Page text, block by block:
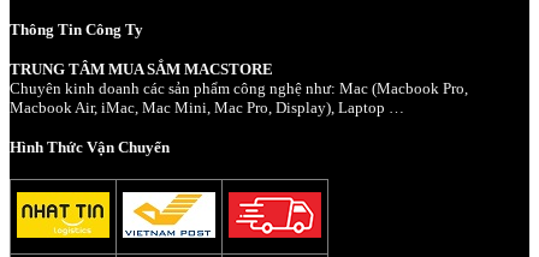
Thông Tin Công Ty
TRUNG TÂM MUA SẮM MACSTORE
Chuyên kinh doanh các sản phẩm công nghệ như: Mac (Macbook Pro,
Macbook Air, iMac, Mac Mini, Mac Pro, Display), Laptop …
Hình Thức Vận Chuyển